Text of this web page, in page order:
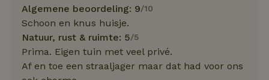
Algemene beoordeling: 9/10
Schoon en knus huisje.
Natuur, rust & ruimte: 5/5
Prima. Eigen tuin met veel privé.
Af en toe een straaljager maar dat had voor ons